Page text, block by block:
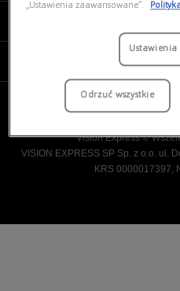
Vision Express ©
VISION EXPRESS SP Sp. z o.o. ul.
KRS 0000017397,
„Ustawienia zaawansowane”.
Ustawienia
Odrzuć wszystkie